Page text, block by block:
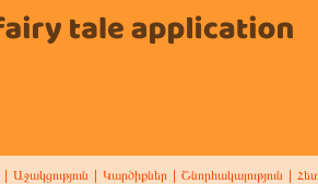
Աջակցություն Կարծիքներ Շնորհակալություն